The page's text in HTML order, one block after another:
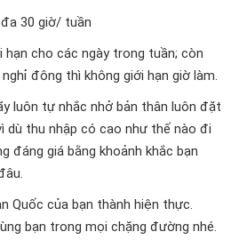
30 giờ/ tuần
cho các ngày trong tuần; còn
đông thì không giới hạn giờ làm.
luôn tự nhắc nhở bản thân luôn đặt
dù thu nhập có cao như thế nào đi
đáng giá bằng khoảnh khắc bạn
Quốc của bạn thành hiện thực.
bạn trong mọi chặng đường nhé.